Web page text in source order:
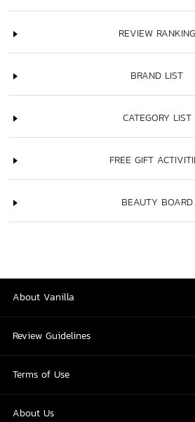
REVIEW RANKING
BRAND LIST
CATEGORY LIST
FREE GIFT
BEAUTY BOARD
About Vanilla
Review Guidelines
Terms of Use
About Us